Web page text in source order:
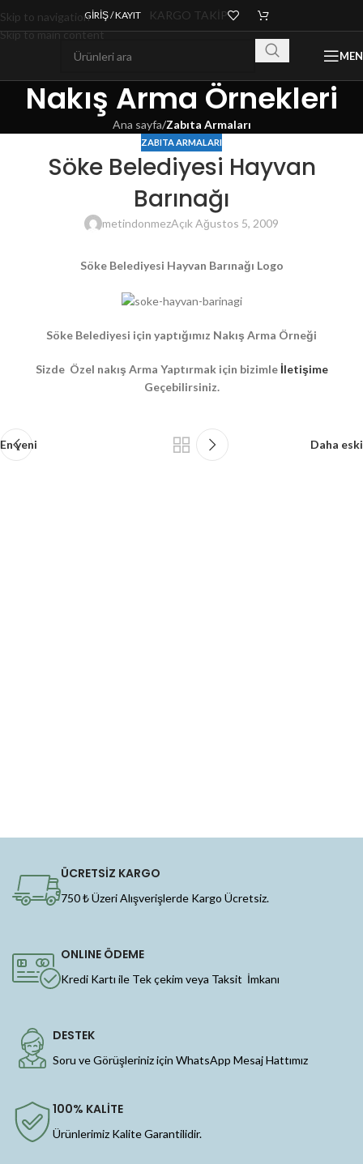
Skip to navigation
Skip to main content
GIRIŞ / KAYIT KARGO TAKİP
Nakış Arma Örnekleri
Ana sayfa/Zabıta Armaları
ZABITA ARMALARI
Söke Belediyesi Hayvan
Barınağı
metindonmezAçık Ağustos 5, 2009
Söke Belediyesi Hayvan Barınağı Logo
Söke Belediyesi için yaptığımız Nakış Arma Örneği
Sizde Özel nakış Arma Yaptırmak için bizimle İletişime
Geçebilirsiniz.
En yeni Daha eski
ÜCRETSİZ KARGO
750 ₺ Üzeri Alışverişlerde Kargo Ücretsiz.
ONLINE ÖDEME
Kredi Kartı ile Tek çekim veya Taksit İmkanı
DESTEK
Soru ve Görüşleriniz için WhatsApp Mesaj Hattımız
100% KALİTE
Ürünlerimiz Kalite Garantilidir.